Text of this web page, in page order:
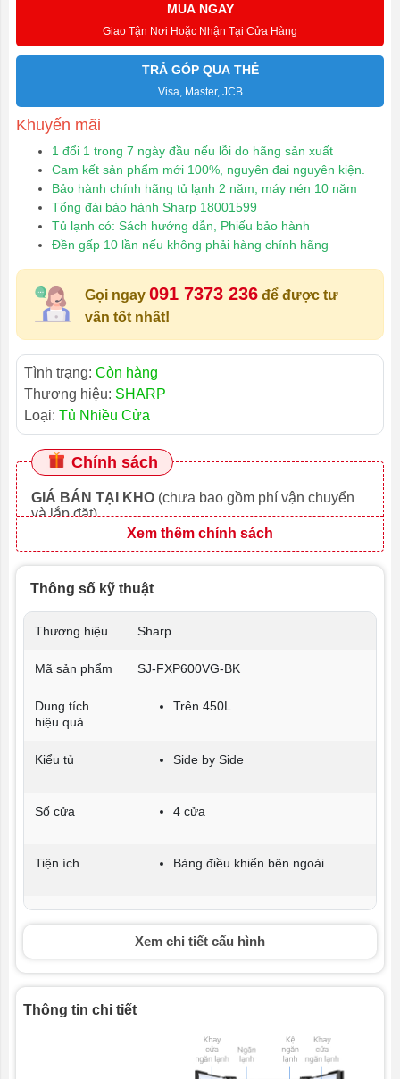
MUA NGAY
Giao Tận Nơi Hoặc Nhận Tại Cửa Hàng
TRẢ GÓP QUA THẺ
Visa, Master, JCB
Khuyến mãi
1 đổi 1 trong 7 ngày đầu nếu lỗi do hãng sản xuất
Cam kết sản phẩm mới 100%, nguyên đai nguyên kiện.
Bảo hành chính hãng tủ lạnh 2 năm, máy nén 10 năm
Tổng đài bảo hành Sharp 18001599
Tủ lạnh có: Sách hướng dẫn, Phiếu bảo hành
Đền gấp 10 lần nếu không phải hàng chính hãng
Gọi ngay 091 7373 236 để được tư
vấn tốt nhất!
Tình trạng: Còn hàng
Thương hiệu: SHARP
Loại: Tủ Nhiều Cửa
Chính sách
GIÁ BÁN TẠI KHO (chưa bao gồm phí vận chuyển
và lắp đặt)
Xem thêm chính sách
Thông số kỹ thuật
Thương hiệu Sharp
Mã sản phẩm SJ-FXP600VG-BK
Dung tích
hiệu quả
Trên 450L
Kiểu tủ Side by Side
Số cửa 4 cửa
Tiện ích Bảng điều khiển bên ngoài
Đặc điểm
Công nghệ Inverter
520 lít
Xem chi tiết cấu hình
Thông tin chi tiết